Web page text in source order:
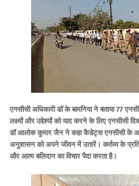
एनसीसी अधिकारी डॉ के बामनिया ने बताया 77
लक्ष्यों और उद्देश्यों को याद करने के लिए एनसीसी
डॉ आलोक कुमार जैन ने कहा कैडेट्स एनसीसी के
अनुशासन को अपने जीवन में उतारें। कर्तव्य के
और आत्म बलिदान का विचार पैदा करता है।